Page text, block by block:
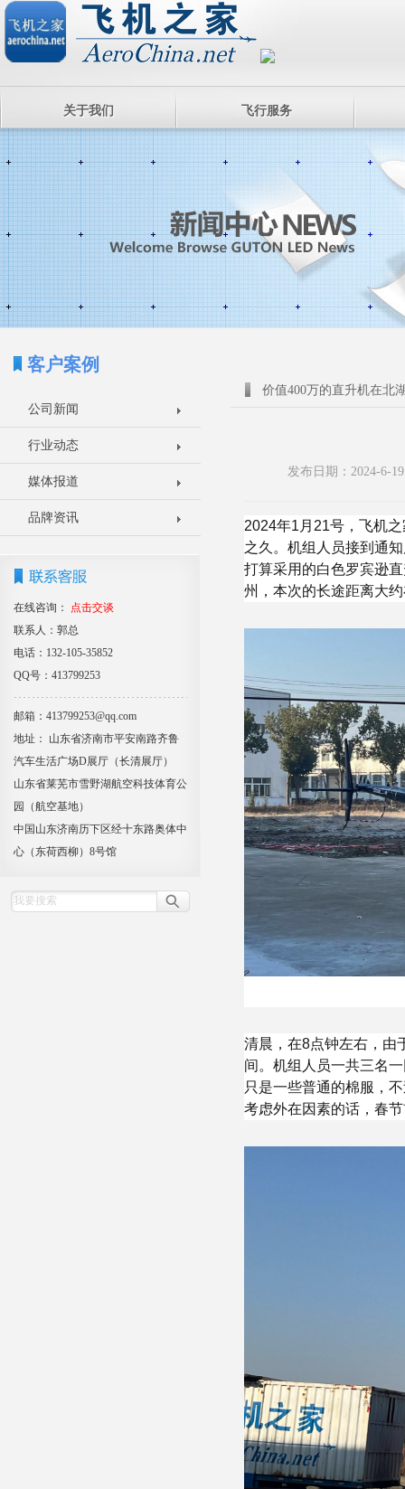
关于我们 飞行服务
客户案例
公司新闻
行业动态
媒体报道
品牌资讯
在线咨询：
点击交谈
联系人：郭总
电话：132-105-35852
QQ号：413799253
邮箱：413799253@qq.com
地址： 山东省济南市平安南路齐鲁
汽车生活广场D展厅（长清展厅）
山东省莱芜市雪野湖航空科技体育公
园（航空基地）
中国山东济南历下区经十东路奥体中
心（东荷西柳）8号馆
价值400万的直升机在北
发布日期：2024-6-
2024年1月21号，飞机
之久。机组人员接到通
打算采用的白色罗宾逊
州，本次的长途距离大
清晨，在8点钟左右，由
间。机组人员一共三名
只是一些普通的棉服，
考虑外在因素的话，春